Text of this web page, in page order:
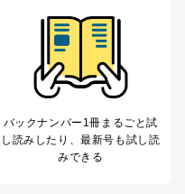
バックナンバー1冊まるごと試
し読み したり、最新号も試し読
みできる